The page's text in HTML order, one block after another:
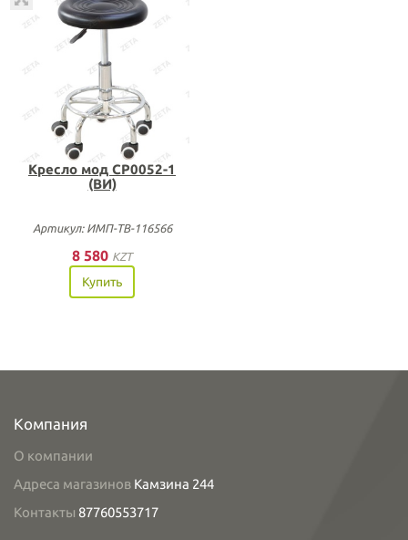
Кресло мод СР0052-1
(ВИ)
Артикул: ИМП-ТВ-116566
8 580 KZT
Купить
Компания
О компании
Адреса магазинов Камзина 244
Контакты 87760553717